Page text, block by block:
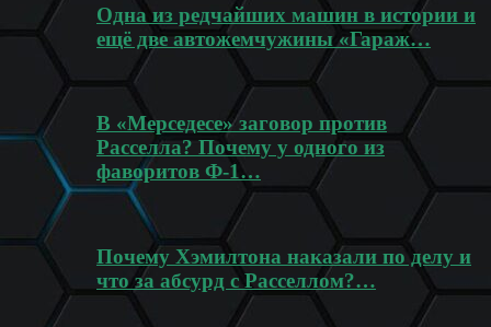
Одна из редчайших машин в истории и
ещё две автожемчужины «Гараж…
В «Мерседесе» заговор против
Расселла? Почему у одного из
фаворитов Ф-1…
Почему Хэмилтона наказали по делу и
что за абсурд с Расселлом?…